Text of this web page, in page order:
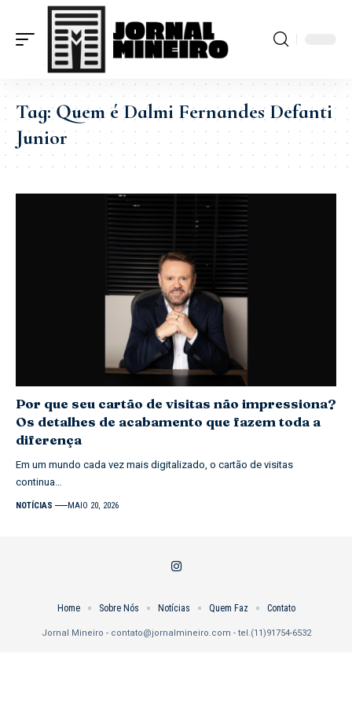
Tag:Quem é Dalmi Fernandes Defanti
Junior
Por que seu cartão de visitas não impressiona?
Os detalhes de acabamento que fazem toda a
diferença
Em um mundo cada vez mais digitalizado, o cartão de visitas
continua…
NOTÍCIAS MAIO 20, 2026
Jornal Mineiro - contato@jornalmineiro.com - tel.(11)91754-6532
Home Sobre Nós Notícias Quem Faz Contato